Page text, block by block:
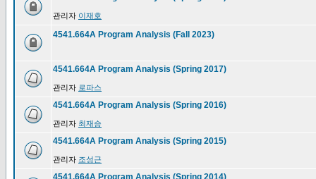
관리자 이재호
4541.664A Program Analysis (Fall 2023)
4541.664A Program Analysis (Spring 2017)
관리자 로파스
4541.664A Program Analysis (Spring 2016)
관리자 최재승
4541.664A Program Analysis (Spring 2015)
관리자 조성근
4541.664A Program Analysis (Spring 2014)